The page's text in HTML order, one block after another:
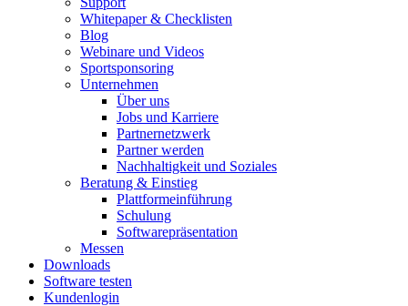
Whitepaper & Checklisten
Blog
Webinare und Videos
Sportsponsoring
Unternehmen
Über uns
Jobs und Karriere
Partnernetzwerk
Partner werden
Nachhaltigkeit und Soziales
Beratung & Einstieg
Plattformeinführung
Schulung
Softwarepräsentation
Messen
Downloads
Software testen
Kundenlogin